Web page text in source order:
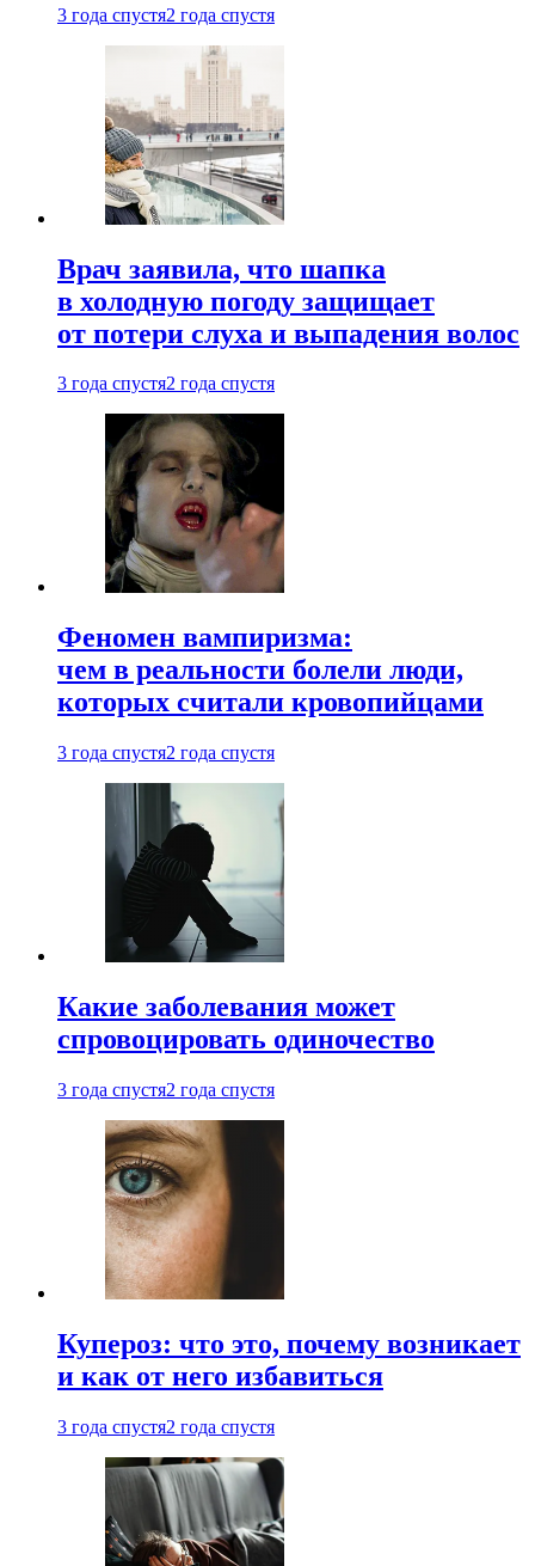
3 года спустя2 года спустя
Врач заявила, что шапка
в холодную погоду защищает
от потери слуха и выпадения волос
3 года спустя2 года спустя
Феномен вампиризма:
чем в реальности болели люди,
которых считали кровопийцами
3 года спустя2 года спустя
Какие заболевания может
спровоцировать одиночество
3 года спустя2 года спустя
Купероз: что это, почему возникает
и как от него избавиться
3 года спустя2 года спустя